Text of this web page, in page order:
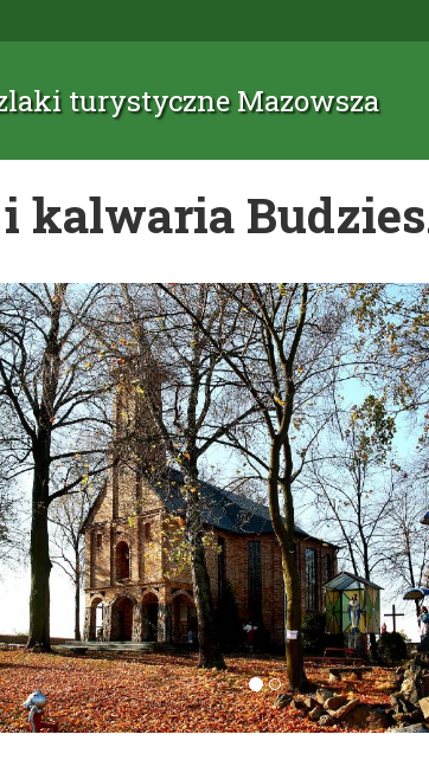
turystyczne Mazowsza
kalwaria